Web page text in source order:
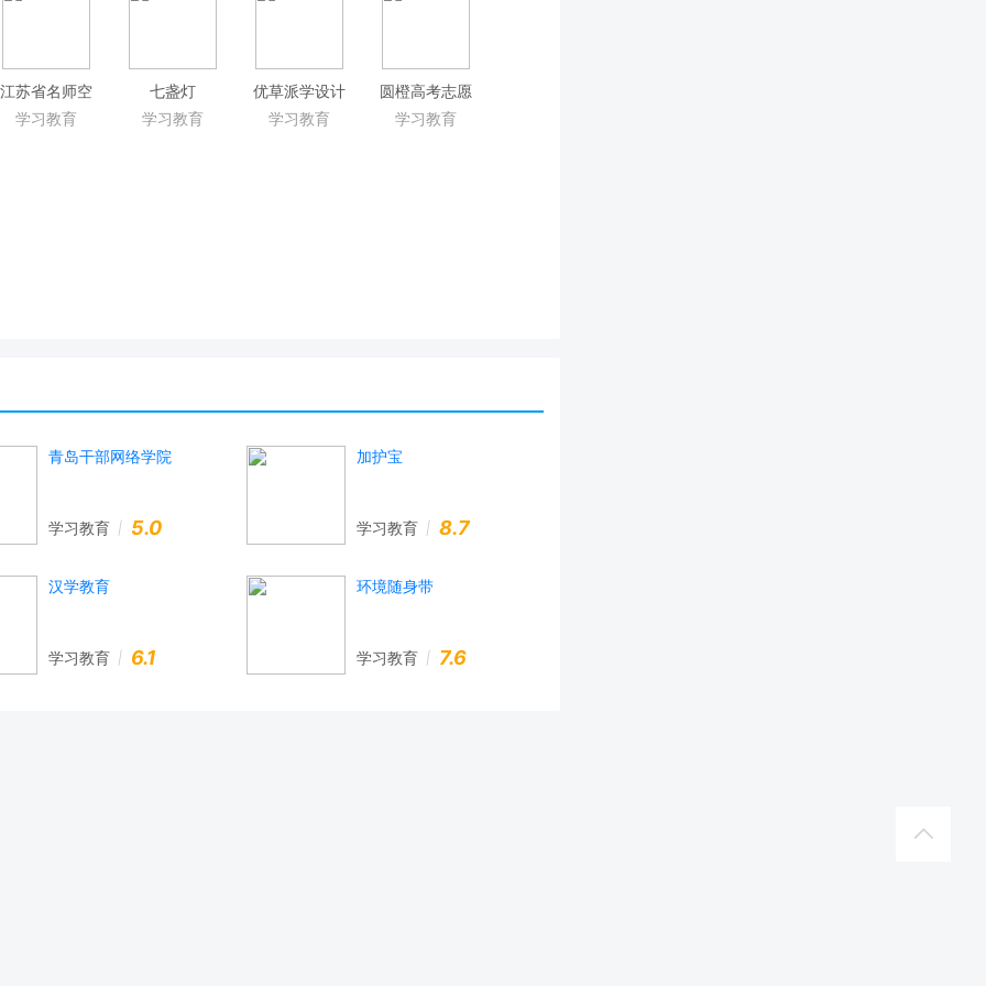
江苏省名师空
中课堂登录平
学习教育
七盏灯
学习教育
优草派学设计
学习教育
圆橙高考志愿
学习教育
青岛干部网络学院
学习教育 5.0
加护宝
学习教育 8.7
汉学教育
学习教育 6.1
环境随身带
学习教育 7.6